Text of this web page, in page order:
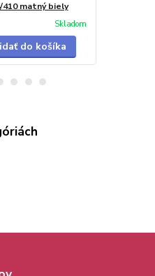
matný biely
Skladom
do košíka